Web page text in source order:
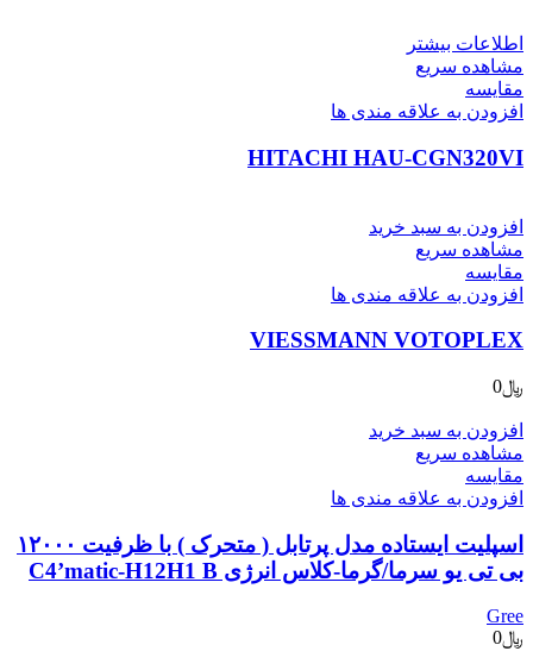
اطلاعات بیشتر
مشاهده سریع
مقایسه
افزودن به علاقه مندی ها
HITACHI HAU-CGN320VI
افزودن به سبد خرید
مشاهده سریع
مقایسه
افزودن به علاقه مندی ها
VIESSMANN VOTOPLEX
﷼0
افزودن به سبد خرید
مشاهده سریع
مقایسه
افزودن به علاقه مندی ها
اسپلیت ایستاده مدل پرتابل ( متحرک ) با ظرفیت ۱۲۰۰۰
بی تی یو سرما/گرما-کلاس انرژی C4’matic-H12H1 B
Gree
﷼0